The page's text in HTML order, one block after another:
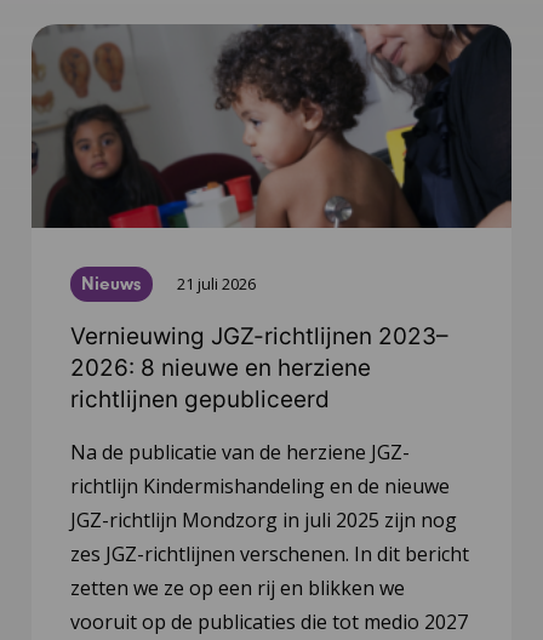
Nieuws 21 juli 2026
Vernieuwing JGZ-richtlijnen 2023–
2026: 8 nieuwe en herziene
richtlijnen gepubliceerd
Na de publicatie van de herziene JGZ-
richtlijn Kindermishandeling en de nieuwe
JGZ-richtlijn Mondzorg in juli 2025 zijn nog
zes JGZ-richtlijnen verschenen. In dit bericht
zetten we ze op een rij en blikken we
vooruit op de publicaties die tot medio 2027